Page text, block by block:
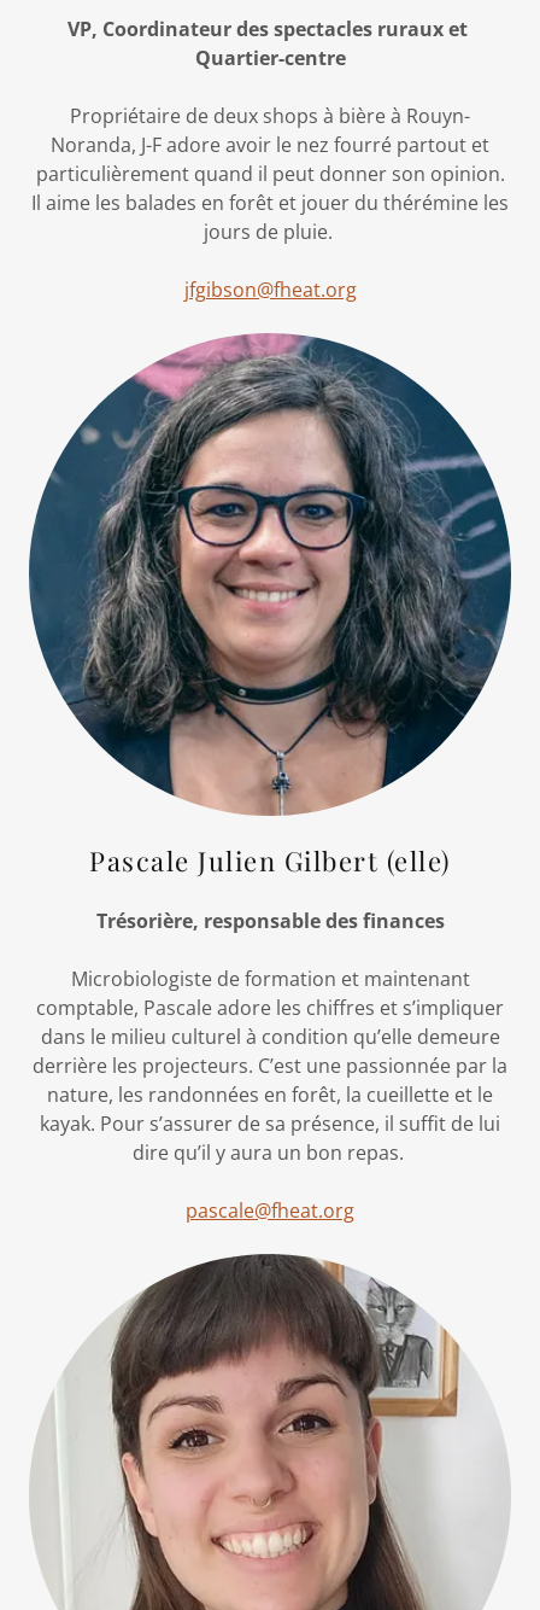
VP, Coordinateur des spectacles ruraux et
Quartier-centre
Propriétaire de deux shops à bière à Rouyn-
Noranda, J-F adore avoir le nez fourré partout et
particulièrement quand il peut donner son opinion.
Il aime les balades en forêt et jouer du thérémine les
jours de pluie.
jfgibson@fheat.org
Pascale Julien Gilbert (elle)
Trésorière, responsable des finances
Microbiologiste de formation et maintenant
comptable, Pascale adore les chiffres et s’impliquer
dans le milieu culturel à condition qu’elle demeure
derrière les projecteurs. C’est une passionnée par la
nature, les randonnées en forêt, la cueillette et le
kayak. Pour s’assurer de sa présence, il suffit de lui
dire qu’il y aura un bon repas.
pascale@fheat.org